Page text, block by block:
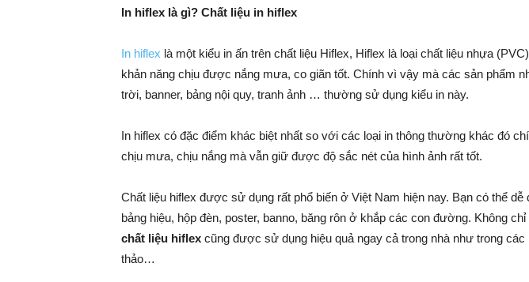
In hiflex là gì? Chất liệu in hiflex
In hiflex là một kiểu in ấn trên chất liệu Hiflex, Hiflex là loại chất liệu nhựa
khản năng chịu được nắng mưa, co giãn tốt. Chính vì vậy mà các sản phẩm
trời, banner, bảng nội quy, tranh ảnh … thường sử dụng kiểu in này.
In hiflex có đặc điểm khác biệt nhất so với các loại in thông thường khác đó
chịu mưa, chịu nắng mà vẫn giữ được độ sắc nét của hình ảnh rất tốt.
Chất liệu hiflex được sử dụng rất phổ biến ở Việt Nam hiện nay. Bạn có thể dễ
bảng hiệu, hộp đèn, poster, banno, băng rôn ở khắp các con đường. Không
chất liệu hiflex cũng được sử dụng hiệu quả ngay cả trong nhà như trong các
thảo…